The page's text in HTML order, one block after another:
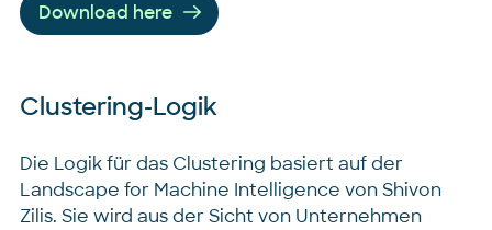
Download here
Clustering-Logik
Die Logik für das Clustering basiert auf der
Landscape for Machine Intelligence von Shivon
Zilis. Sie wird aus der Sicht von Unternehmen